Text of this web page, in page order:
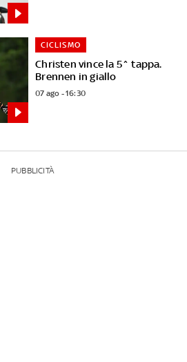
Christen vince la 5^ tappa.
Brennen in giallo
CICLISMO
07 ago - 16:30
PUBBLICITÀ